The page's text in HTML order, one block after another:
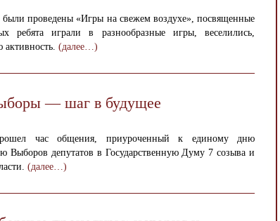
проведены «Игры на свежем воздухе», посвященные
ребята играли в разнообразные игры, веселились,
(далее…)
— шаг в будущее
час общения, приуроченный к единому дню
Выборов депутатов в Государственную Думу 7 созыва и
(далее…)